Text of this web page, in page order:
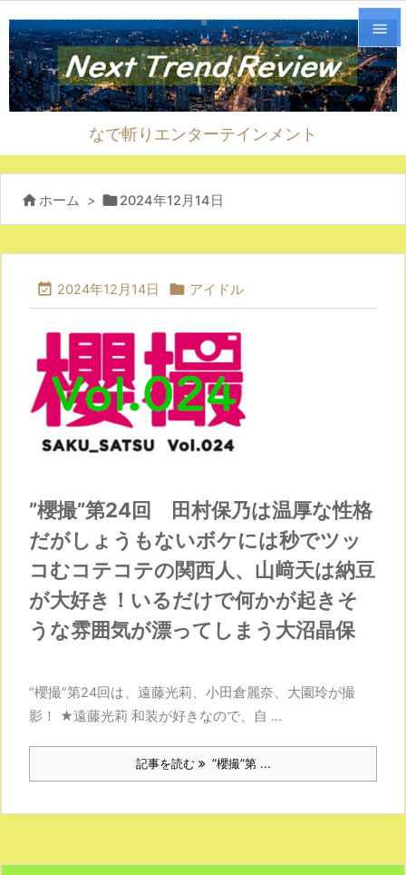


メニュ

なで斬りエンターテインメント
ホーム > 2024年12月14日
 2024年12月14日  アイドル
”櫻撮”第24回 田村保乃は温厚な性格
だがしょうもないボケには秒でツッ
コむコテコテの関西人、山﨑天は納豆
が大好き！いるだけで何かが起きそ
うな雰囲気が漂ってしまう大沼晶保
”櫻撮”第24回は、遠藤光莉、小田倉麗奈、大園玲が撮
影！ ★遠藤光莉 和装が好きなので、自 ...
記事を読む ”櫻撮”第 ...